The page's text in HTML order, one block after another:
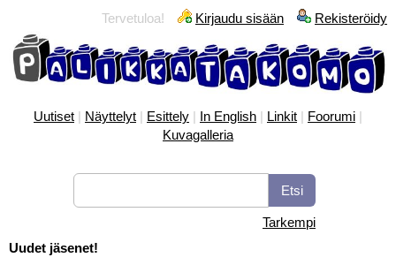
Tervetuloa! Kirjaudu sisään Rekisteröidy
Uutiset | Näyttelyt | Esittely | In English | Linkit | Foorumi |
Kuvagalleria
Tarkempi
Uudet jäsenet!